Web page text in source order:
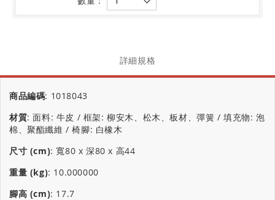
詳細規格
商品編碼: 1018043
材質:面料: 牛皮 / 框架: 柳安木、松木、板材、彈簧 / 填充物: 泡
棉、聚酯纖維 / 椅腳: 白橡木
尺寸 (cm):寬80 x 深80 x 高44
重量 (kg): 10.000000
腳高 (cm): 17.7